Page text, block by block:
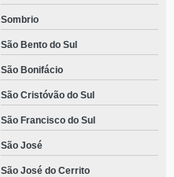
Sombrio
São Bento do Sul
São Bonifácio
São Cristóvão do Sul
São Francisco do Sul
São José
São José do Cerrito